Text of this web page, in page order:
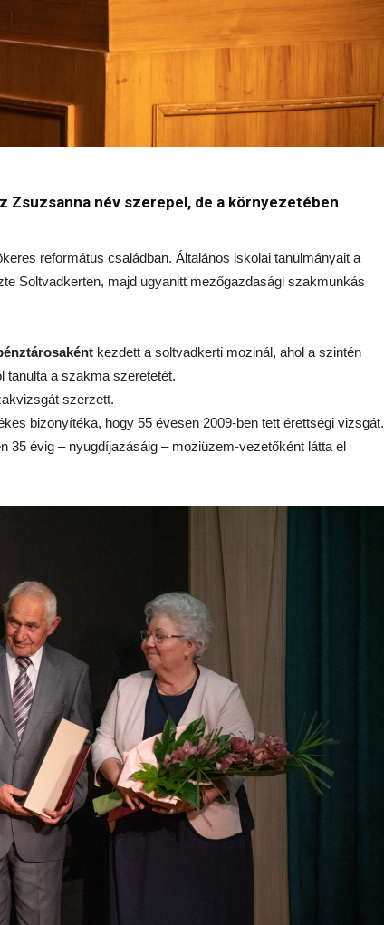
Zsuzsanna név szerepel, de a környezetében
református családban. Általános iskolai tanulmányait a
Soltvadkerten, majd ugyanitt mezőgazdasági szakmunkás
kezdett a soltvadkerti mozinál, ahol a szintén
tanulta a szakma szeretetét.
szerzett.
bizonyítéka, hogy 55 évesen 2009-ben tett érettségi vizsgát.
35 évig – nyugdíjazásáig – moziüzem-vezetőként látta el